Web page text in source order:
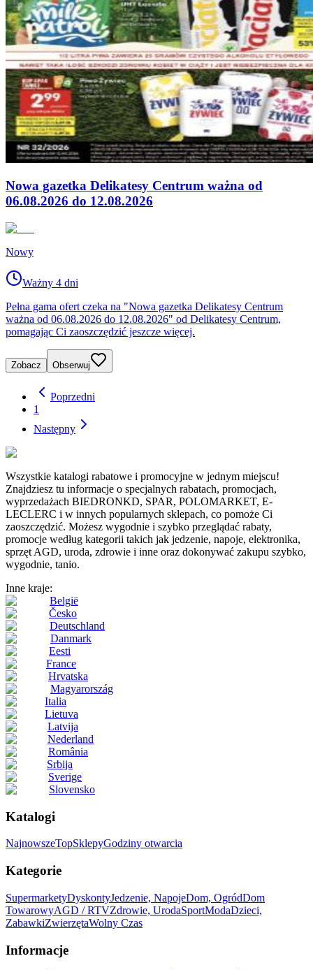
Nowa gazetka Delikatesy Centrum ważna od
06.08.2026 do 12.08.2026
Nowy
Ważny 4 dni
Pełna gama ofert czeka na "Nowa gazetka Delikatesy Centrum
ważna od 06.08.2026 do 12.08.2026" od Delikatesy Centrum,
pomagając Ci zaoszczędzić jeszcze więcej.
Zobacz Obserwuj
Poprzedni
1
Następny
Wszystkie katalogi rabatowe i promocyjne w jednym miejscu!
Znajdziesz tu informacje o specjalnych rabatach, promocjach,
wyprzedażach BIEDRONKD, SPAR, POLOMARKET, E-
LECLERC i w innych popularnych sklepach, co pomoże Ci
zaoszczędzić. Możesz wygodnie i szybko przeglądać rabaty,
promocje według kategorii takich jak jedzenie, napoje, elektronika,
sprzęt AGD, uroda, zdrowie i inne oraz dokonywać zakupu szybko,
wygodnie, tanio.
Inne kraje:
België
Česko
Deutschland
Danmark
Eesti
France
Hrvatska
Magyarország
Italia
Lietuva
Latvija
Nederland
România
Srbija
Sverige
Slovensko
Katalogi
NajnowszeTopSklepyGodziny otwarcia
Kategorie
SupermarketyDyskontyJedzenie, NapojeDom, OgródDom
TowarowyAGD / RTVZdrowie, UrodaSportModaDzieci,
ZabawkiZwierzętaWolny Czas
Informacje